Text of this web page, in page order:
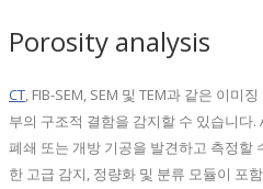
Porosity analysis
CT, FIB-SEM, SEM 및 TEM과 같은 이미
부의 구조적 결함을 감지할 수 있습니
폐쇄 또는 개방 기공을 발견하고 측정할
한 고급 감지, 정량화 및 분류 모듈이 포